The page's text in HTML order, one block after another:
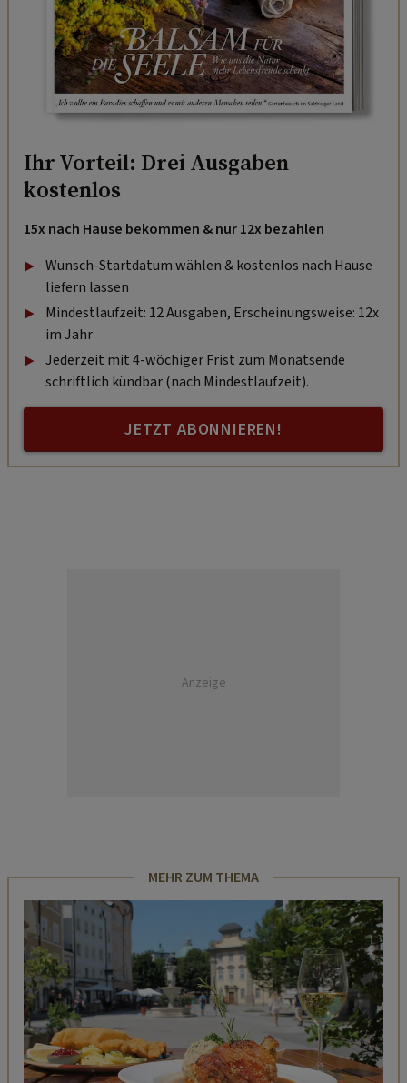
Ihr Vorteil: Drei Ausgaben
kostenlos
15x nach Hause bekommen & nur 12x bezahlen
Wunsch-Startdatum wählen & kostenlos nach Hause
liefern lassen
Mindestlaufzeit: 12 Ausgaben, Erscheinungsweise: 12x
im Jahr
Jederzeit mit 4-wöchiger Frist zum Monatsende
schriftlich kündbar (nach Mindestlaufzeit).
JETZT ABONNIEREN!
Anzeige
MEHR ZUM THEMA